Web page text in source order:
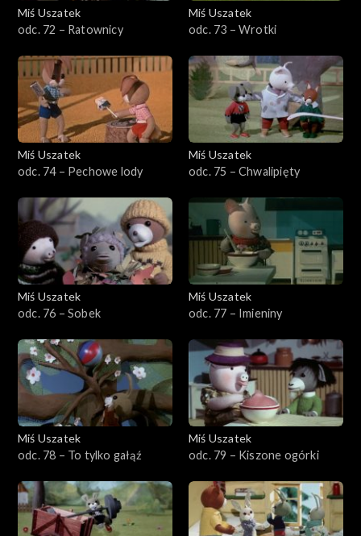
Miś Uszatek
odc. 72 – Ratownicy
Miś Uszatek
odc. 73 – Wrotki
Miś Uszatek
odc. 74 – Pechowe lody
Miś Uszatek
odc. 75 – Chwalipięty
Miś Uszatek
odc. 76 – Sobek
Miś Uszatek
odc. 77 – Imieniny
Miś Uszatek
odc. 78 – To tylko gałąź
Miś Uszatek
odc. 79 – Kiszone ogórki